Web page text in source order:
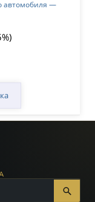
автомобиля —